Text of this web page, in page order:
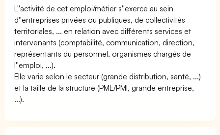
L''activité de cet emploi/métier s''exerce au sein
d''entreprises privées ou publiques, de collectivités
territoriales, ... en relation avec différents services et
intervenants (comptabilité, communication, direction,
représentants du personnel, organismes chargés de
l''emploi, ...).
Elle varie selon le secteur (grande distribution, santé, ...)
et la taille de la structure (PME/PMI, grande entreprise,
...).